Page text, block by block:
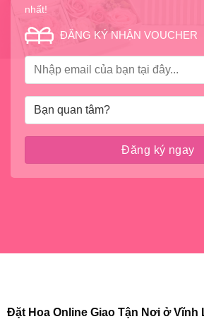
nhất!
ĐĂNG KÝ NHẬN VOUCHER
Đặt Hoa Online Giao Tận Nơi ở Vĩnh